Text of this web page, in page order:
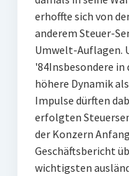
erhoffte sich von
anderem Steuer-
Umwelt-Auflagen.
'84Insbesondere in
höhere Dynamik
Impulse dürften
erfolgten
der Konzern
Geschäftsbericht
wichtigsten